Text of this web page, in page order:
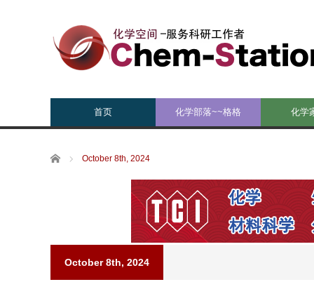
首页 化学部落~~格格 化学
Home October 8th, 2024
October 8th, 2024